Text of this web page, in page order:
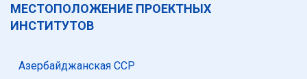
МЕСТОПОЛОЖЕНИЕ ПРОЕКТНЫХ
ИНСТИТУТОВ
Азербайджанская ССР